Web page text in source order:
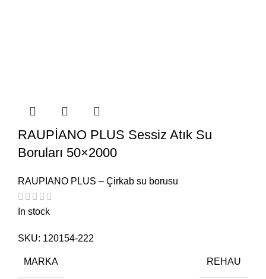
RAUPİANO PLUS Sessiz Atık Su
Boruları 50×2000
RAUPIANO PLUS – Çirkab su borusu
In stock
SKU: 120154-222
MARKA REHAU